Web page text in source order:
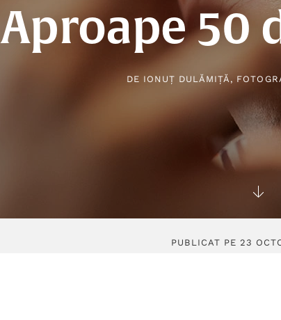
Aproape 50
DE IONUȚ DULĂMIȚĂ ,
PUBLICAT PE 23